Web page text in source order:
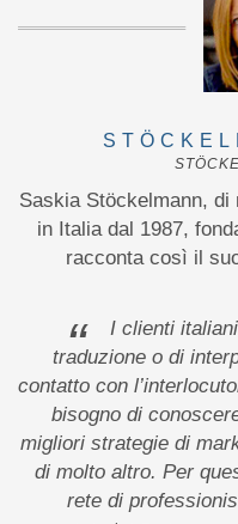
Saskia Stöckelmann, di
in Italia dal 1987,
racconta così il
“
I clienti
traduzione o di
contatto con
bisogno di
migliori strategie di
di molto altro. Per
rete di